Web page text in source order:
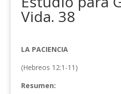
Vida. 38
LA PACIENCIA
(Hebreos 12:1-11)
Resumen: